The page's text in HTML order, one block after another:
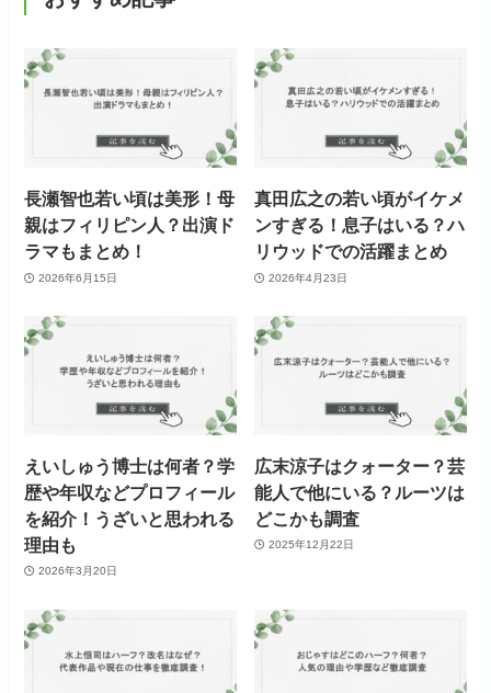
長瀬智也若い頃は美形！母
親はフィリピン人？出演ド
ラマもまとめ！
2026年6月15日
真田広之の若い頃がイケメ
ンすぎる！息子はいる？ハ
リウッドでの活躍まとめ
2026年4月23日
えいしゅう博士は何者？学
歴や年収などプロフィール
を紹介！うざいと思われる
理由も
2026年3月20日
広末涼子はクォーター？芸
能人で他にいる？ルーツは
どこかも調査
2025年12月22日